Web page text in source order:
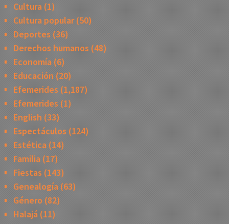
Cultura(1)
Cultura popular(50)
Deportes (36)
Derechos humanos (48)
Economía(6)
Educación (20)
Efemerides (1,187)
Efemerides (1)
English (33)
Espectáculos (124)
Estética(14)
Familia(17)
Fiestas (143)
Genealogía(63)
Género (82)
Halajá(11)